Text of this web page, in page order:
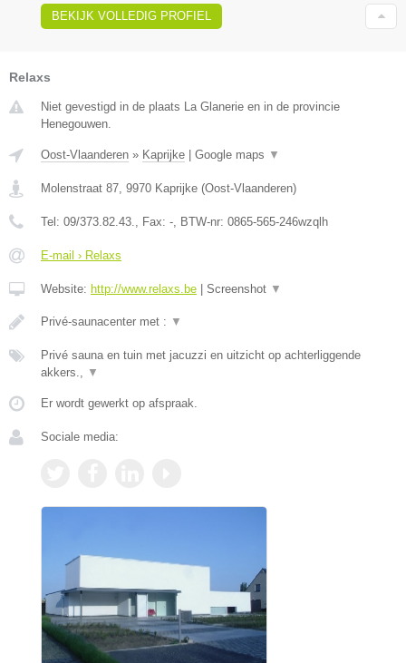
BEKIJK VOLLEDIG PROFIEL
Relaxs
Niet gevestigd in de plaats La Glanerie en in de provincie
Henegouwen.
Oost-Vlaanderen » Kaprijke | Google maps ▼
Molenstraat 87 9970 Kaprijke (Oost-Vlaanderen)
Tel: 09/373.82.43. , Fax: - , BTW-nr: 0865-565-246wzqlh
E-mail › Relaxs
Website: http://www.relaxs.be | Screenshot ▼
Privé-saunacenter met : ▼
Privé sauna en tuin met jacuzzi en uitzicht op achterliggende
akkers.,
▼
Er wordt gewerkt op afspraak.
Sociale media: